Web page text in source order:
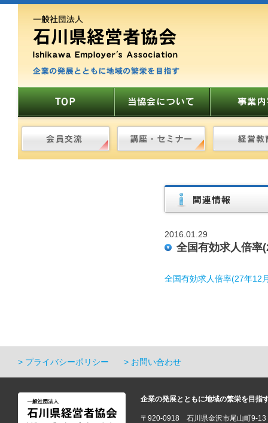
2016.01.29
全国有効求人倍率
全国有効求人倍率(27年12
プライバシーポリシー お問い合わせ
企業の発展とともに地域の繁栄を目指
〒920-0918 石川県金沢市尾山町9-13